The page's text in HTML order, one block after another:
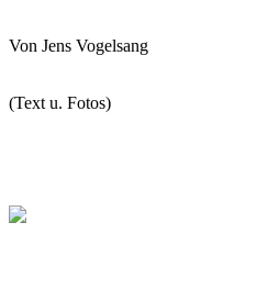
Von Jens Vogelsang
(Text u. Fotos)